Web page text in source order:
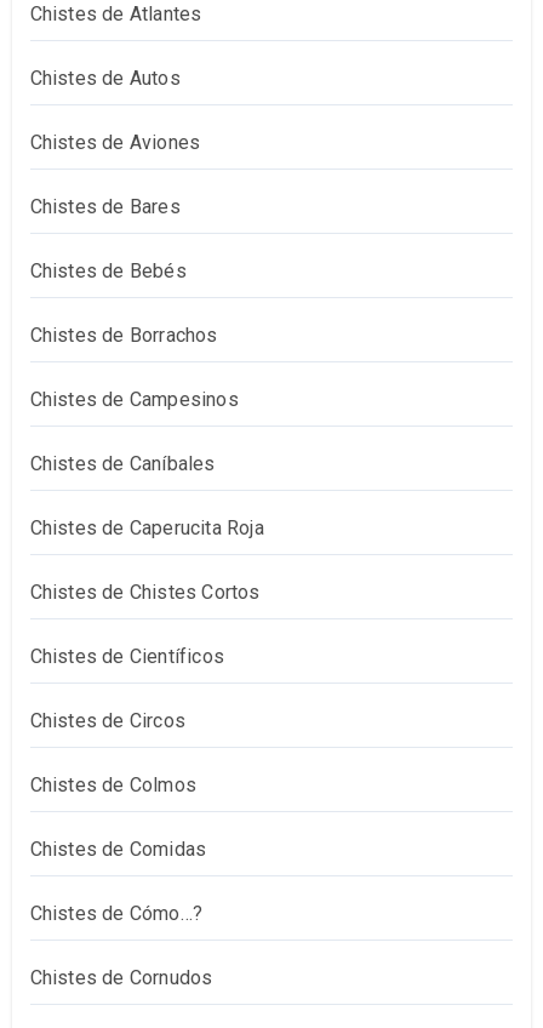
Chistes de Atlantes
Chistes de Autos
Chistes de Aviones
Chistes de Bares
Chistes de Bebés
Chistes de Borrachos
Chistes de Campesinos
Chistes de Caníbales
Chistes de Caperucita Roja
Chistes de Chistes Cortos
Chistes de Científicos
Chistes de Circos
Chistes de Colmos
Chistes de Comidas
Chistes de Cómo…?
Chistes de Cornudos